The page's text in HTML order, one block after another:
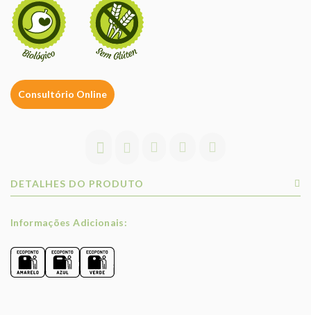
Consultório Online
DETALHES DO PRODUTO
Informações Adicionais: